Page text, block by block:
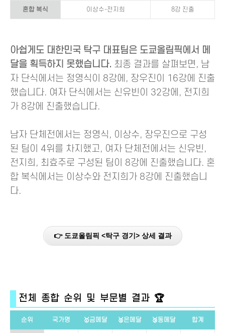
혼합 복식 이상수-전지희 8강 진출
아쉽게도 대한민국 탁구 대표팀은 도쿄올림픽에서 메
달을 획득하지 못했습니다. 최종 결과를 살펴보면, 남
자 단식에서는 정영식이 8강에, 장우진이 16강에 진출
했습니다. 여자 단식에서는 신유빈이 32강에, 전지희
가 8강에 진출했습니다.
남자 단체전에서는 정영식, 이상수, 장우진으로 구성
된 팀이 4위를 차지했고, 여자 단체전에서는 신유빈,
전지희, 최효주로 구성된 팀이 8강에 진출했습니다. 혼
합 복식에서는 이상수와 전지희가 8강에 진출했습니
다.
👉 도쿄올림픽 <탁구 경기> 상세 결과
전체 종합 순위 및 부문별 결과 🏆
순위 국가명 🥇금메달 🥈은메달 🥉동메달 합계